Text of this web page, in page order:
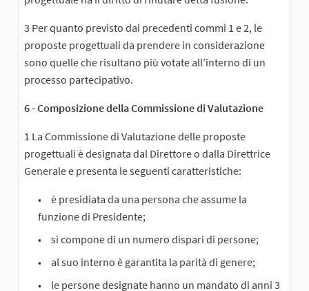
3 Per quanto previsto dai precedenti commi 1 e 2, le
proposte progettuali da prendere in considerazione
sono quelle che risultano più votate all’interno di un
processo partecipativo.
6 - Composizione della Commissione di Valutazione
1 La Commissione di Valutazione delle proposte
progettuali è designata dal Direttore o dalla Direttrice
Generale e presenta le seguenti caratteristiche:
è presidiata da una persona che assume la
funzione di Presidente;
si compone di un numero dispari di persone;
al suo interno è garantita la parità di genere;
le persone designate hanno un mandato di anni 3